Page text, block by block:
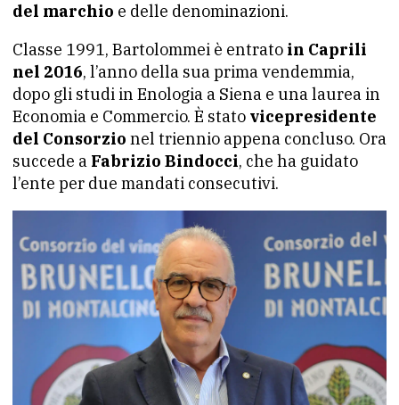
del marchio e delle denominazioni.
Classe 1991, Bartolommei è entrato in Caprili
nel 2016, l’anno della sua prima vendemmia,
dopo gli studi in Enologia a Siena e una laurea in
Economia e Commercio. È stato vicepresidente
del Consorzio nel triennio appena concluso. Ora
succede a Fabrizio Bindocci, che ha guidato
l’ente per due mandati consecutivi.